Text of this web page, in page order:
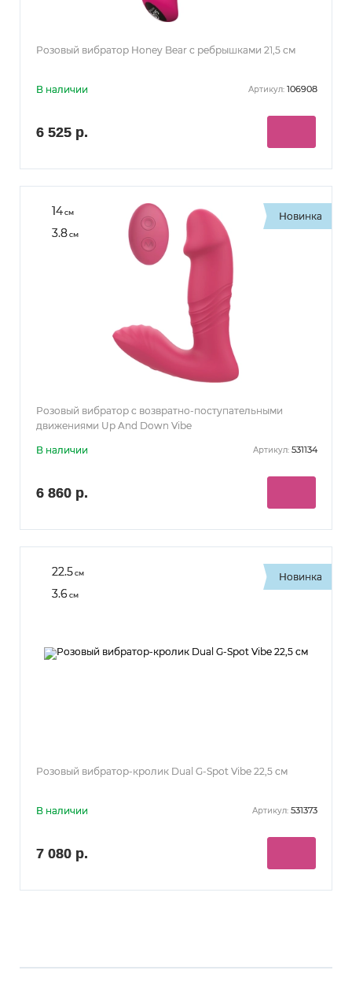
Розовый вибратор Honey Bear с ребрышками 21,5 см
В наличии Артикул: 106908
6 525 р.
14см
3.8см
Новинка
Розовый вибратор с возвратно-поступательными
движениями Up And Down Vibe
В наличии Артикул: 531134
6 860 р.
22.5см
3.6 см
Новинка
Розовый вибратор-кролик Dual G-Spot Vibe 22,5 см
В наличии Артикул: 531373
7 080 р.